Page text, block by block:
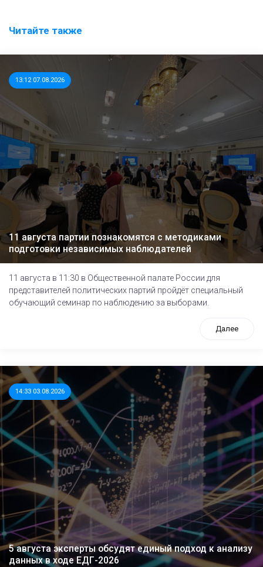
Читайте также
13:12 07.08.2026
11 августа партии познакомятся с методиками
подготовки независимых наблюдателей
11 августа в 11:30 в Общественной палате России для
представителей политических партий пройдёт специальный
обучающий семинар по наблюдению за выборами.
Далее
14:33 03.08.2026
5 августа эксперты обсудят единый подход к анализу
данных в ходе ЕДГ-2026